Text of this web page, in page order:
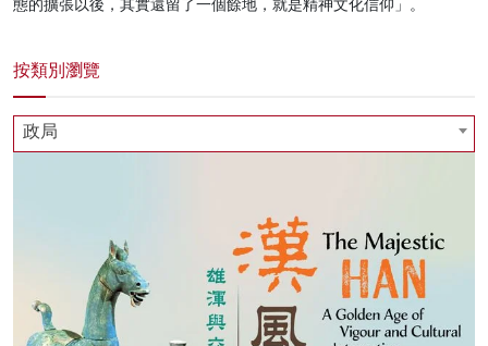
態的擴張以後，其實還留了一個餘地，就是精神文化信仰」。
按類別瀏覽
政局